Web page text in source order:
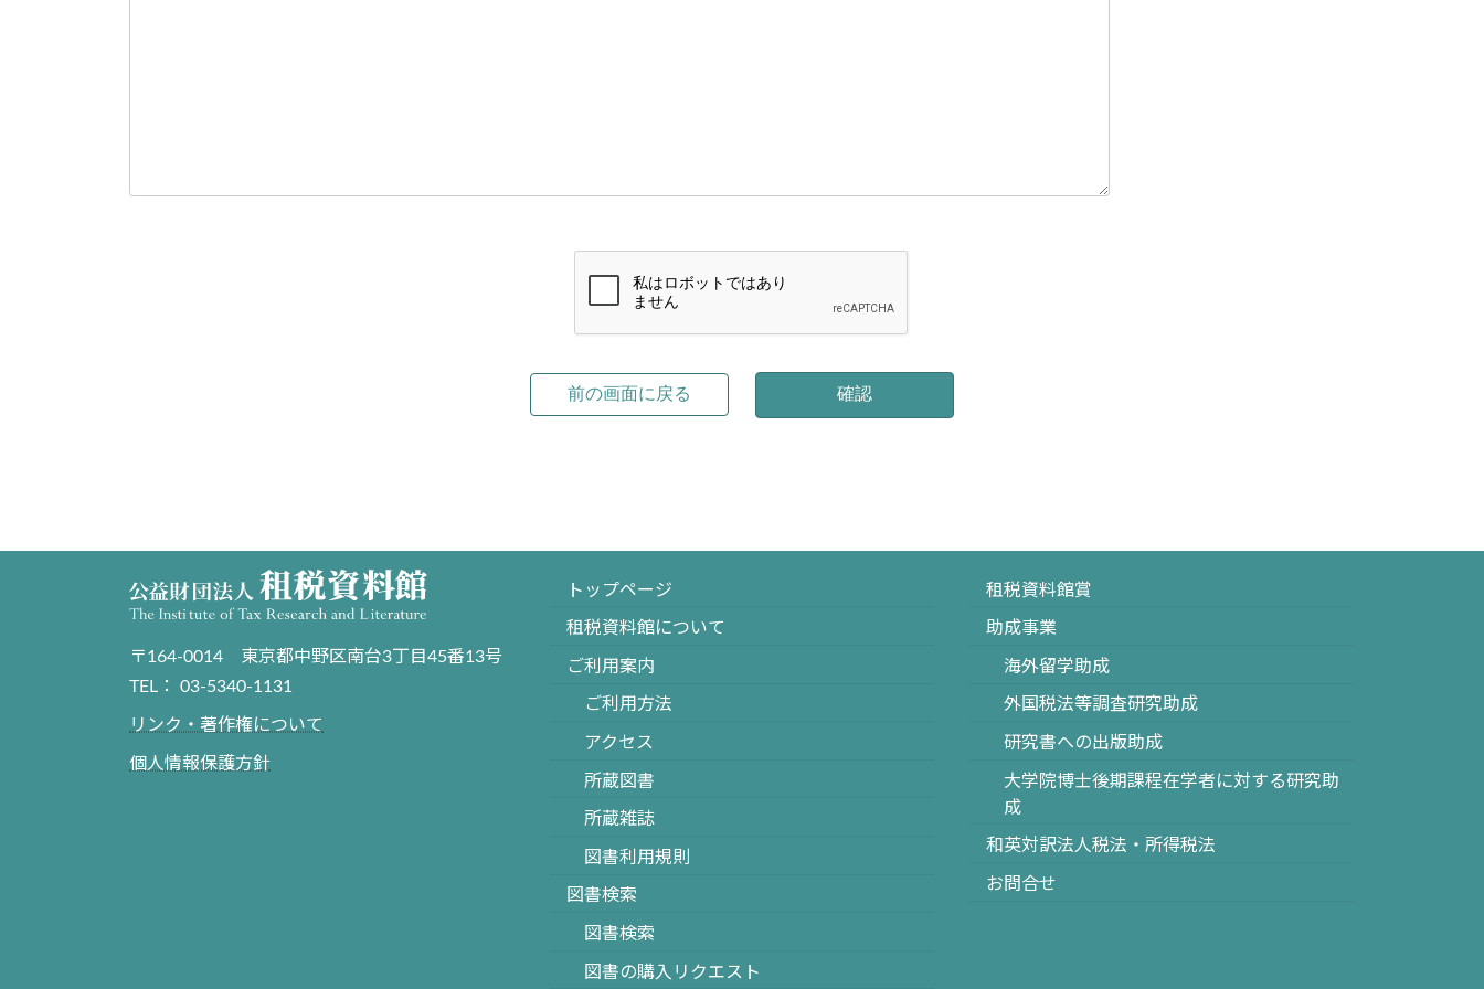
〒164-0014 東京都中野区南台3丁目45番13号
TEL： 03-5340-1131
リンク・著作権について
個人情報保護方針
トップページ
租税資料館について
ご利用案内
ご利用方法
アクセス
所蔵図書
所蔵雑誌
図書利用規則
図書検索
図書検索
図書の購入リクエスト
租税資料館賞
助成事業
海外留学助成
外国税法等調査研究助成
研究書への出版助成
大学院博士後期課程在学者に対する研究助
成
和英対訳法人税法・所得税法
お問合せ